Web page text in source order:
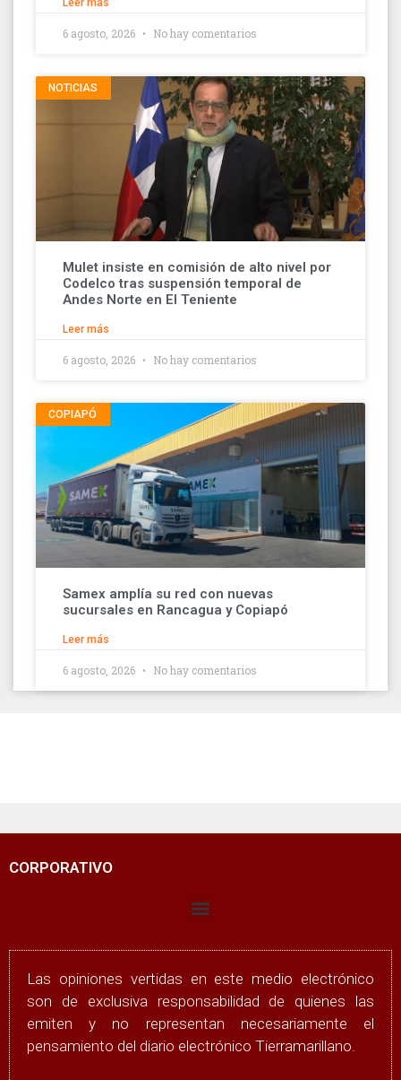
6 agosto, 2026 No hay comentarios
NOTICIAS
Mulet insiste en comisión de alto nivel por
Codelco tras suspensión temporal de
Andes Norte en El Teniente
Leer más
6 agosto, 2026 No hay comentarios
COPIAPÓ
Samex amplía su red con nuevas
sucursales en Rancagua y Copiapó
Leer más
6 agosto, 2026 No hay comentarios
CORPORATIVO
Las opiniones vertidas en este medio electrónico
son de exclusiva responsabilidad de quienes las
emiten y no representan necesariamente el
pensamiento del diario electrónico Tierramarillano.